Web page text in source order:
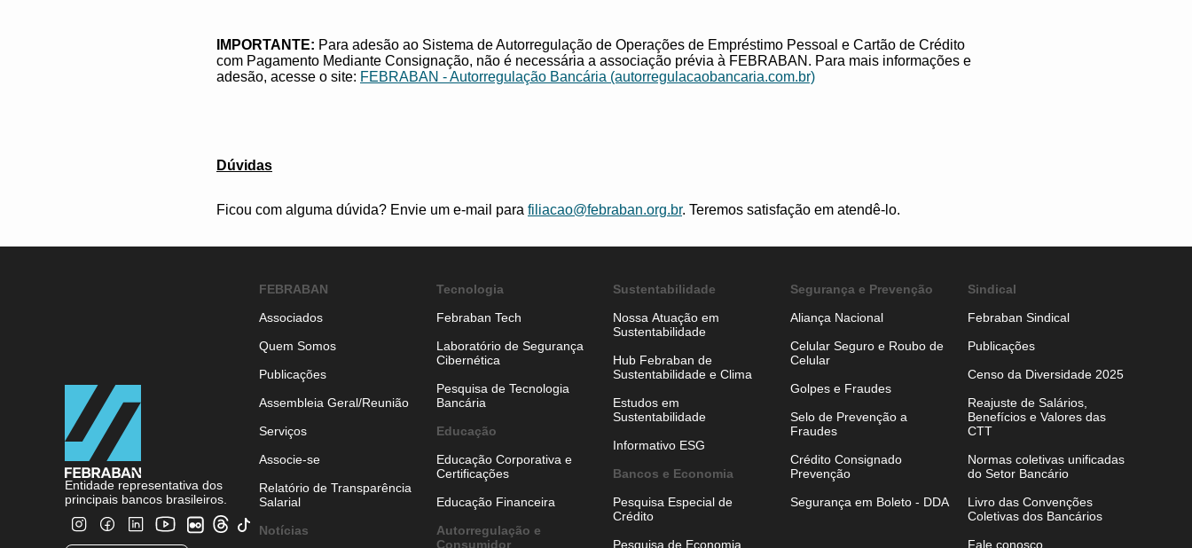
IMPORTANTE: Para adesão ao Sistema de Autorregulação de Operações de Empréstimo Pessoal e Cartão de Crédito
com Pagamento Mediante Consignação, não é necessária a associação prévia à FEBRABAN. Para mais informações e
adesão, acesse o site: FEBRABAN - Autorregulação Bancária (autorregulacaobancaria.com.br)
Dúvidas
Ficou com alguma dúvida? Envie um e-mail para filiacao@febraban.org.br. Teremos satisfação em atendê-lo.
Entidade representativa dos
principais bancos brasileiros.
FEBRABAN
Associados
Quem Somos
Publicações
Assembleia Geral/Reunião
Serviços
Associe-se
Relatório de Transparência
Salarial
Notícias
Tecnologia
Febraban Tech
Laboratório de Segurança
Cibernética
Pesquisa de Tecnologia
Bancária
Educação
Educação Corporativa e
Certificações
Educação Financeira
Autorregulação e
Consumidor
Sustentabilidade
Nossa Atuação em
Sustentabilidade
Hub Febraban de
Sustentabilidade e Clima
Estudos em
Sustentabilidade
Informativo ESG
Bancos e Economia
Pesquisa Especial de
Crédito
Pesquisa de Economia
Segurança e Prevenção
Aliança Nacional
Celular Seguro e Roubo de
Celular
Golpes e Fraudes
Selo de Prevenção a
Fraudes
Crédito Consignado
Prevenção
Segurança em Boleto - DDA
Sindical
Febraban Sindical
Publicações
Censo da Diversidade 2025
Reajuste de Salários,
Benefícios e Valores das
CTT
Normas coletivas unificadas
do Setor Bancário
Livro das Convenções
Coletivas dos Bancários
Fale conosco